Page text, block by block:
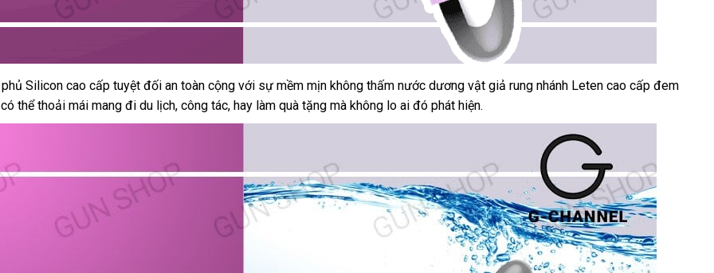
Silicon cao cấp hướng
dẫn
tuyệt đối an toàn cộng thương
hiệu
với sự mềm mịn không thấm nước dương vật giả rung nhánh Leten cao cấp đem
chiết
khấu
có thể thoải mái mang đi du lịchfacebook
, công táccũ
, hay làm quà tặng mới
nhất
mà không lo ai đó phát hiện.